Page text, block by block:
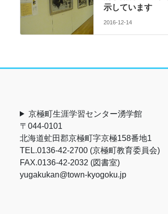
示しています
2016-12-14
京極町生涯学習センター湧学館
〒044-0101
北海道虻田郡京極町字京極158番地1
TEL.0136-42-2700 (京極町教育委員会)
FAX.0136-42-2032 (図書室)
yugakukan@town-kyogoku.jp